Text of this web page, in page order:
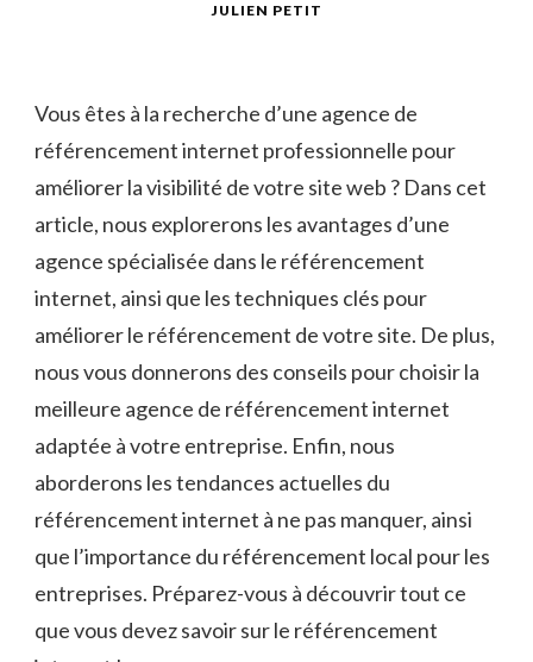
JULIEN PETIT
Vous êtes à la recherche d’une agence de
référencement internet professionnelle pour
améliorer la visibilité de votre site web ? Dans cet
article, nous explorerons les avantages d’une
agence spécialisée dans le référencement
internet, ainsi que les techniques clés pour
améliorer le référencement de votre site. De plus,
nous vous donnerons des conseils pour choisir la
meilleure agence de référencement internet
adaptée à votre entreprise. Enfin, nous
aborderons les tendances actuelles du
référencement internet à ne pas manquer, ainsi
que l’importance du référencement local pour les
entreprises. Préparez-vous à découvrir tout ce
que vous devez savoir sur le référencement